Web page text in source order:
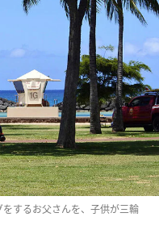
するお父さんを、子供が三輪